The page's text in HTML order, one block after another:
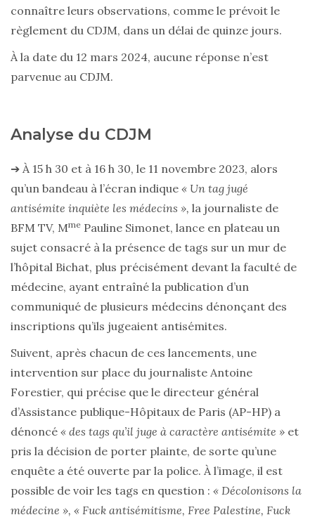
connaître leurs observations, comme le prévoit le
règlement du CDJM, dans un délai de quinze jours.
À la date du 12 mars 2024, aucune réponse n’est
parvenue au CDJM.
Analyse du CDJM
➔ À 15 h 30 et à 16 h 30, le 11 novembre 2023, alors
qu’un bandeau à l’écran indique « Un tag jugé
antisémite inquiète les médecins », la journaliste de
BFM TV, Mme Pauline Simonet, lance en plateau un
sujet consacré à la présence de tags sur un mur de
l’hôpital Bichat, plus précisément devant la faculté de
médecine, ayant entraîné la publication d’un
communiqué de plusieurs médecins dénonçant des
inscriptions qu’ils jugeaient antisémites.
Suivent, après chacun de ces lancements, une
intervention sur place du journaliste Antoine
Forestier, qui précise que le directeur général
d’Assistance publique-Hôpitaux de Paris (AP-HP) a
dénoncé « des tags qu’il juge à caractère antisémite » et
pris la décision de porter plainte, de sorte qu’une
enquête a été ouverte par la police. À l’image, il est
possible de voir les tags en question : « Décolonisons la
médecine », « Fuck antisémitisme, Free Palestine, Fuck